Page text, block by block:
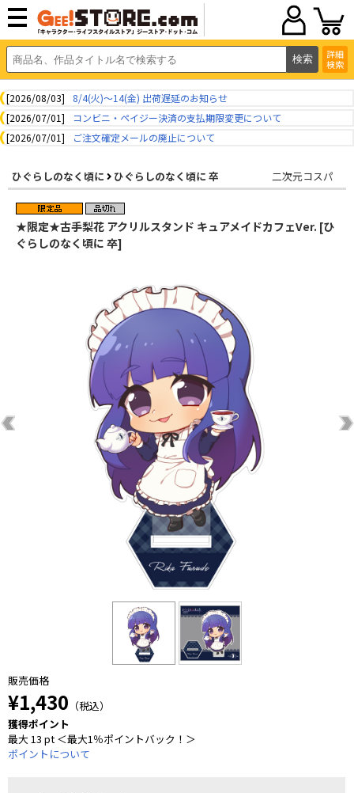
詳細
検索
[2026/08/03]
8/4(火)～14(金) 出荷遅延のお知らせ
[2026/07/01]
コンビニ・ペイジー決済の支払期限変更について
[2026/07/01]
ご注文確定メールの廃止について
ひぐらしのなく頃に ひぐらしのなく頃に 卒 二次元コスパ
★限定★古手梨花 アクリルスタンド キュアメイドカフェVer. [ひ
ぐらしのなく頃に 卒]
販売価格
¥1,430 （税込）
獲得ポイント
最大 13 pt ＜最大1％ポイントバック！＞
ポイントについて